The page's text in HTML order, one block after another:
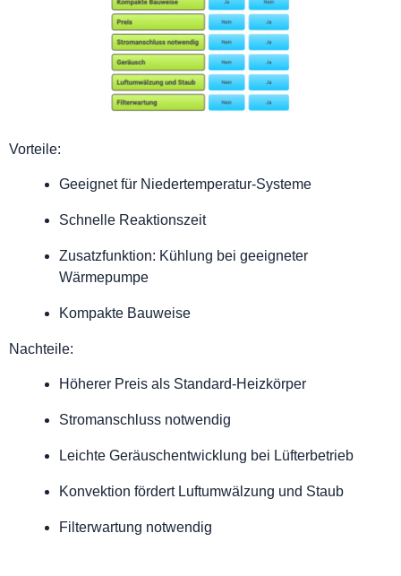
Vorteile:
Geeignet für Niedertemperatur-Systeme
Schnelle Reaktionszeit
Zusatzfunktion: Kühlung bei geeigneter
Wärmepumpe
Kompakte Bauweise
Nachteile:
Höherer Preis als Standard-Heizkörper
Stromanschluss notwendig
Leichte Geräuschentwicklung bei Lüfterbetrieb
Konvektion fördert Luftumwälzung und Staub
Filterwartung notwendig